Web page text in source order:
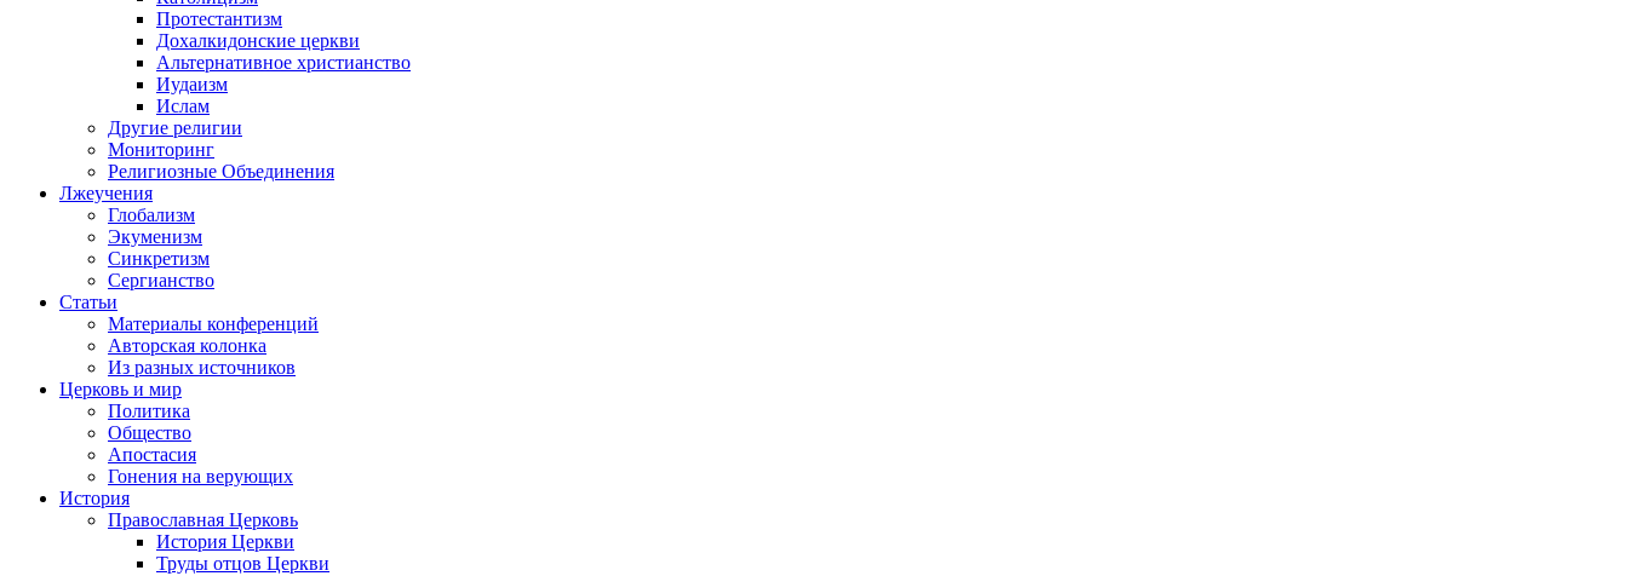
Протестантизм
Дохалкидонские церкви
Альтернативное христианство
Иудаизм
Ислам
Другие религии
Мониторинг
Религиозные Объединения
Лжеучения
Глобализм
Экуменизм
Синкретизм
Сергианство
Статьи
Материалы конференций
Авторская колонка
Из разных источников
Церковь и мир
Политика
Общество
Апостасия
Гонения на верующих
История
Православная Церковь
История Церкви
Труды отцов Церкви